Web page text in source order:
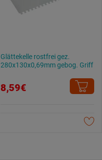
Glättekelle rostfrei gez.
280x130x0,69mm gebog. Griff
8,59€